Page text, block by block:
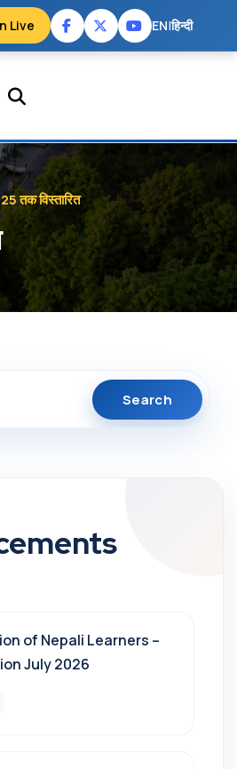
Live EN|हिन्दी
तक विस्तारित
of Nepali Learners –
July 2026